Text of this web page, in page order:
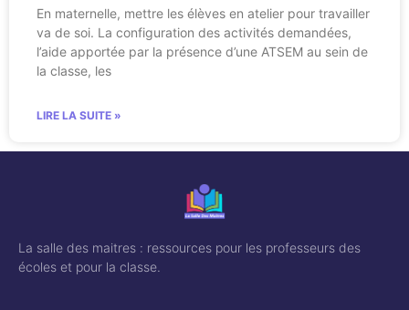
En maternelle, mettre les élèves en atelier pour travailler
va de soi. La configuration des activités demandées,
l’aide apportée par la présence d’une ATSEM au sein de
la classe, les
LIRE LA SUITE »
La salle des maitres : ressources pour les professeurs des
écoles et pour la classe.